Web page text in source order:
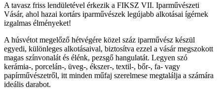
A tavasz friss lendületével érkezik a FIKSZ VII. Iparművészeti
Vásár, ahol hazai kortárs iparművészek legújabb alkotásai ígérnek
izgalmas élményeket!
A húsvétot megelőző hétvégére közel száz iparművész készül
egyedi, különleges alkotásaival, biztosítva ezzel a vásár megszokott
magas színvonalát és élénk, pezsgő hangulatát. Legyen szó
kerámia-, porcelán-, üveg-, ékszer-, textil-, bőr-, fa- vagy
papírművészetről, itt minden műfaj szerelmese megtalálja a számára
ideális darabot.